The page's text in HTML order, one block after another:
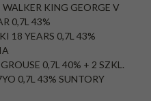
KING GEORGE V
0,7L 43%
18 YEARS 0,7L 43%
0,7L 40% + 2 SZKL.
0,7L 43% SUNTORY